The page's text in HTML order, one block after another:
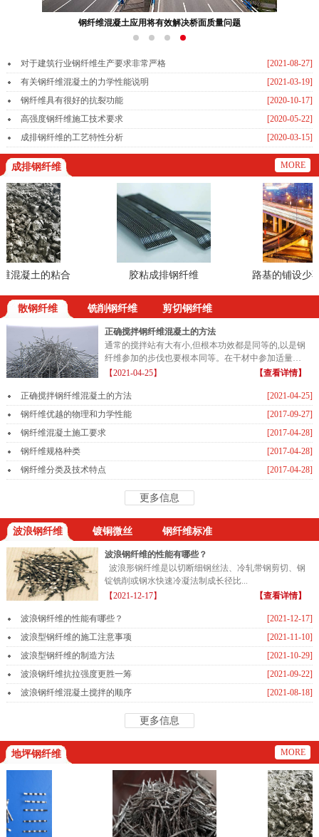
钢纤维混凝土应用将有效解决桥面质量问题
[2021-08-27]
对于建筑行业钢纤维生产要求非常严格
[2021-03-19]
有关钢纤维混凝土的力学性能说明
[2020-10-17]
钢纤维具有很好的抗裂功能
[2020-05-22]
高强度钢纤维施工技术要求
[2020-03-15]
成排钢纤维的工艺特性分析
成排钢纤维 MORE
凝土的粘合 胶粘成排钢纤维 路基的铺设少不
散钢纤维 铣削钢纤维 剪切钢纤维
正确搅拌钢纤维混凝土的方法
通常的搅拌站有大有小,但根本功效都是同等的,以是钢
纤维参加的步伐也要根本同等。在干材中参加适量的
钢纤维...
【2021-04-25】 【查看详情】
[2021-04-25]
正确搅拌钢纤维混凝土的方法
[2017-09-27]
钢纤维优越的物理和力学性能
[2017-04-28]
钢纤维混凝土施工要求
[2017-04-28]
钢纤维规格种类
[2017-04-28]
钢纤维分类及技术特点
更多信息
波浪钢纤维 镀铜微丝 钢纤维标准
波浪钢纤维的性能有哪些？
波浪形钢纤维是以切断细钢丝法、冷轧带钢剪切、钢
锭铣削或钢水快速冷凝法制成长径比...
【2021-12-17】
【查看详情】
[2021-12-17]
波浪钢纤维的性能有哪些？
[2021-11-10]
波浪型钢纤维的施工注意事项
[2021-10-29]
波浪型钢纤维的制造方法
[2021-09-22]
波浪钢纤维抗拉强度更胜一筹
[2021-08-18]
波浪钢纤维混凝土搅拌的顺序
更多信息
地坪钢纤维 MORE